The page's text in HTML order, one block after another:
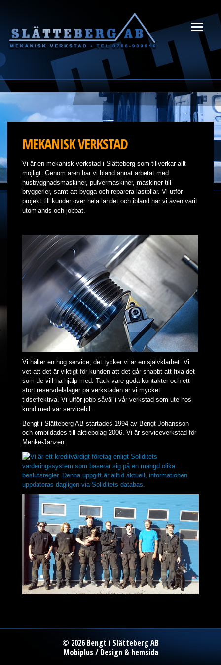
Toggle
MEKANISK VERKSTAD
Vi är en mekanisk verkstad i Slätteberg som tillverkar allt
möjligt. Genom åren har vi bland annat arbetat med
husbyggnadsmaskiner, pulvermaskiner, maskiner till
bryggerier, samt att bygga och reparera lastbilar. Vi utför
projekt till kunder över hela landet och ibland har vi även varit
utomlands och jobbat.
Vi håller en hög service, det tycker vi är en självklarhet. Vi
vet att det är viktigt för kunden att det går snabbt att fixa det
som de vill ha hjälp med. Tack vare goda kontakter och ett
stort reservdelslager på verkstaden är vi mycket
tidseffektiva. Vi utför jobb såväl i vår verkstad som ute hos
kund med vår servicebil.
Bengt i Slätteberg AB startades 1994 av Bengt Johansson
och ombildades till aktiebolag 2006. Vi är serviceverkstad för
Menke-Janzen.
© 2026 Bengt i Slätteberg AB
Mobiplus /Design& hemsida